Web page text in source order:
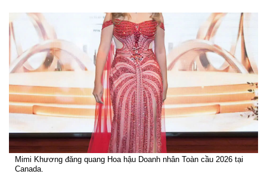
Mimi Khương đăng quang Hoa hậu Doanh nhân Toàn cầu 2026 tại
Canada.